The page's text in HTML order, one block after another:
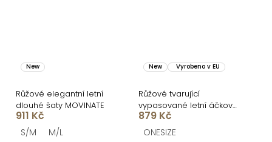
New
Růžové elegantní letní
dlouhé šaty MOVINATE
911 Kč
S/M M/L
New Vyrobeno v EU
Růžové tvarující
vypasované letní áčkové
midi šaty VORTA
879 Kč
ONESIZE